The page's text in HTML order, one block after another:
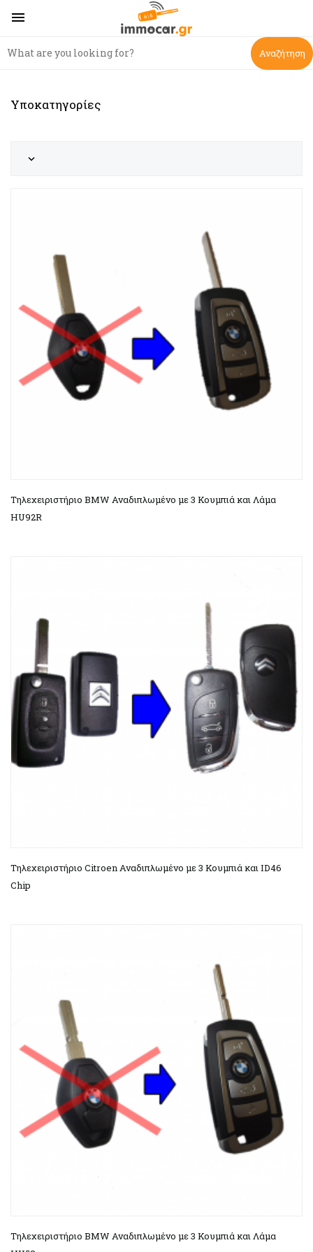

Αναζήτηση
Υποκατηγορίες

Τηλεχειριστήριο BMW Αναδιπλωμένο με 3 Κουμπιά και Λάμα
HU92R
Τηλεχειριστήριο Citroen Αναδιπλωμένο με 3 Κουμπιά και ΙD46
Chip
Τηλεχειριστήριο BMW Αναδιπλωμένο με 3 Κουμπιά και Λάμα